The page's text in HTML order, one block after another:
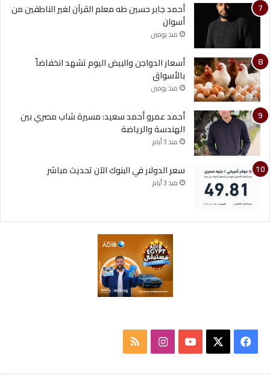
أحمد جابر حسين طه معلم القرآن لغير الناطقين من
أسوان
منذ يومين
أسعار الدواجن والبيض اليوم تشهد انخفاضاً
بالأسواق
منذ يومين
أحمد عمرو أحمد سعيد: مسيرة شاب مصري بين
الهندسة والرياضة
منذ 3 أيام
سعر الدولار في البنوك الآن تحديث مباشر
منذ 3 أيام